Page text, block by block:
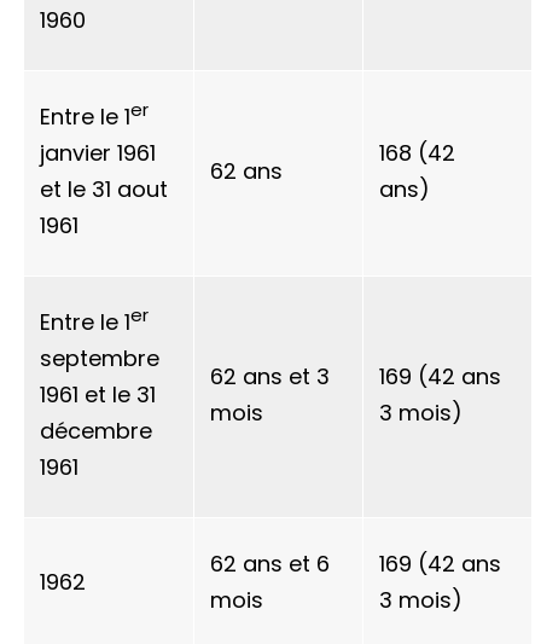
1960
Entre le 1er
janvier 1961
et le 31 aout
1961
62 ans
168 (42
ans)
Entre le 1er
septembre
1961 et le 31
décembre
1961
62 ans et 3
mois
169 (42 ans
3 mois)
1962
62 ans et 6
mois
169 (42 ans
3 mois)